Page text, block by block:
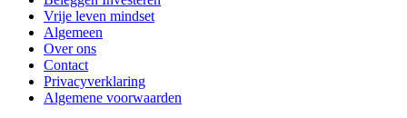
Vrije leven mindset
Algemeen
Over ons
Contact
Privacyverklaring
Algemene voorwaarden